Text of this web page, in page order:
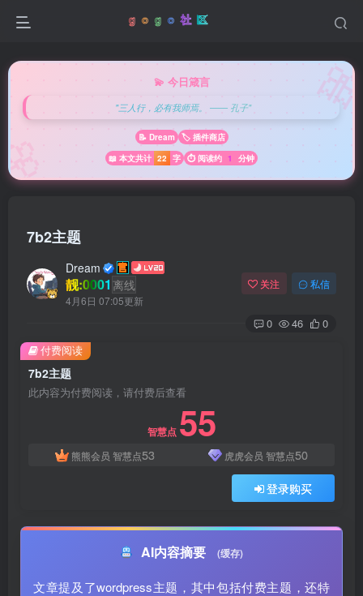
💫 今日箴言
"三人行，必有我师焉。 —— 孔子"
📝 Dream
🏷️ 插件商店
📖 本文共计 22 字 ⏱️ 阅读约 1 分钟
7b2主题
Dream
靓:0001 离线
4月6日 07:05更新
关注 私信
0 46 0
7b2主题
此内容为付费阅读，请付费后查看
智慧点 55
熊熊会员 智慧点53 虎虎会员 智慧点50
登录购买
付费阅读
AI内容摘要 (缓存)
文章提及了wordpress主题，其中包括付费主题，还特